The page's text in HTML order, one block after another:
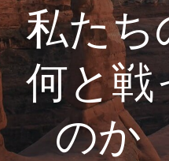
私たち
何と戦
のか